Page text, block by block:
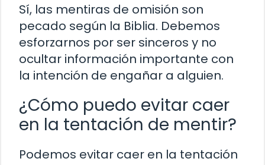
Sí, las mentiras de omisión son
pecado según la Biblia. Debemos
esforzarnos por ser sinceros y no
ocultar información importante con
la intención de engañar a alguien.
¿Cómo puedo evitar caer
en la tentación de mentir?
Podemos evitar caer en la tentación